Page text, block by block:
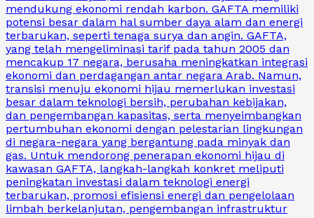
mendukung ekonomi rendah karbon. GAFTA memiliki
potensi besar dalam hal sumber daya alam dan energi
terbarukan, seperti tenaga surya dan angin. GAFTA,
yang telah mengeliminasi tarif pada tahun 2005 dan
mencakup 17 negara, berusaha meningkatkan integrasi
ekonomi dan perdagangan antar negara Arab. Namun,
transisi menuju ekonomi hijau memerlukan investasi
besar dalam teknologi bersih, perubahan kebijakan,
dan pengembangan kapasitas, serta menyeimbangkan
pertumbuhan ekonomi dengan pelestarian lingkungan
di negara-negara yang bergantung pada minyak dan
gas. Untuk mendorong penerapan ekonomi hijau di
kawasan GAFTA, langkah-langkah konkret meliputi
peningkatan investasi dalam teknologi energi
terbarukan, promosi efisiensi energi dan pengelolaan
limbah berkelanjutan, pengembangan infrastruktur